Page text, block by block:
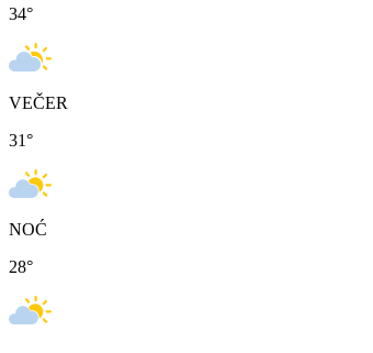
34°
VEČER
31°
NOĆ
28°